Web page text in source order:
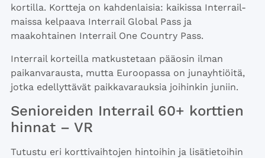
kortilla. ​Kortteja on kahdenlaisia: kaikissa Interrail-
maissa kelpaava Interrail Global Pass ja
maakohtainen Interrail One Country Pass.
Interrail korteilla matkustetaan pääosin ilman
paikanvarausta, mutta Euroopassa on junayhtiöitä,
jotka edellyttävät paikkavarauksia joihinkin juniin.
Senior​eiden Interrail 60+ ​korttien
hinnat – VR
​Tutustu eri korttivaihtojen hintoihin ja lisätietoihin